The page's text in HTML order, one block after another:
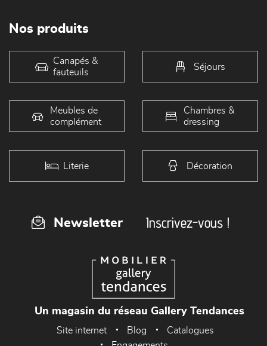
Nos produits
Canapés &
fauteuils
Séjours
Meubles de
complément
Chambres &
dressing
Literie Décoration
Newsletter Inscrivez-vous !
Un magasin du réseau Gallery Tendances
Site internet Blog
Catalogues